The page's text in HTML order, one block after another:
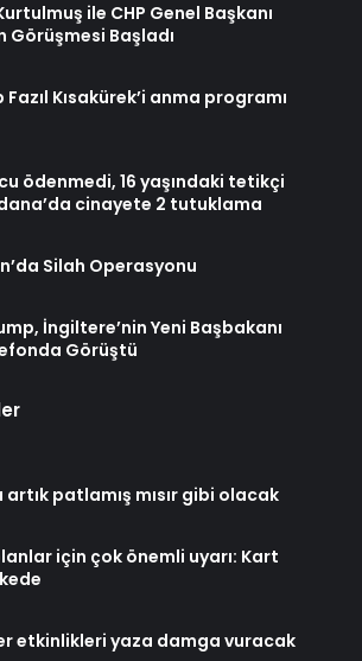
ile CHP Genel Başkanı
Görüşmesi Başladı
Fazıl Kısakürek’i anma programı
ödenmedi, 16 yaşındaki tetikçi
cinayete 2 tutuklama
Silah Operasyonu
İngiltere’nin Yeni Başbakanı
Görüştü
patlamış mısır gibi olacak
için çok önemli uyarı: Kart
etkinlikleri yaza damga vuracak